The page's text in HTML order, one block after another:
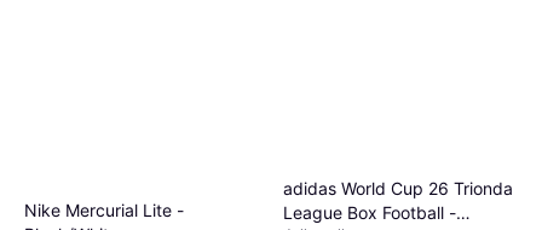
Nike Mercurial Lite -
adidas World Cup 26 Trionda
League Box Football -